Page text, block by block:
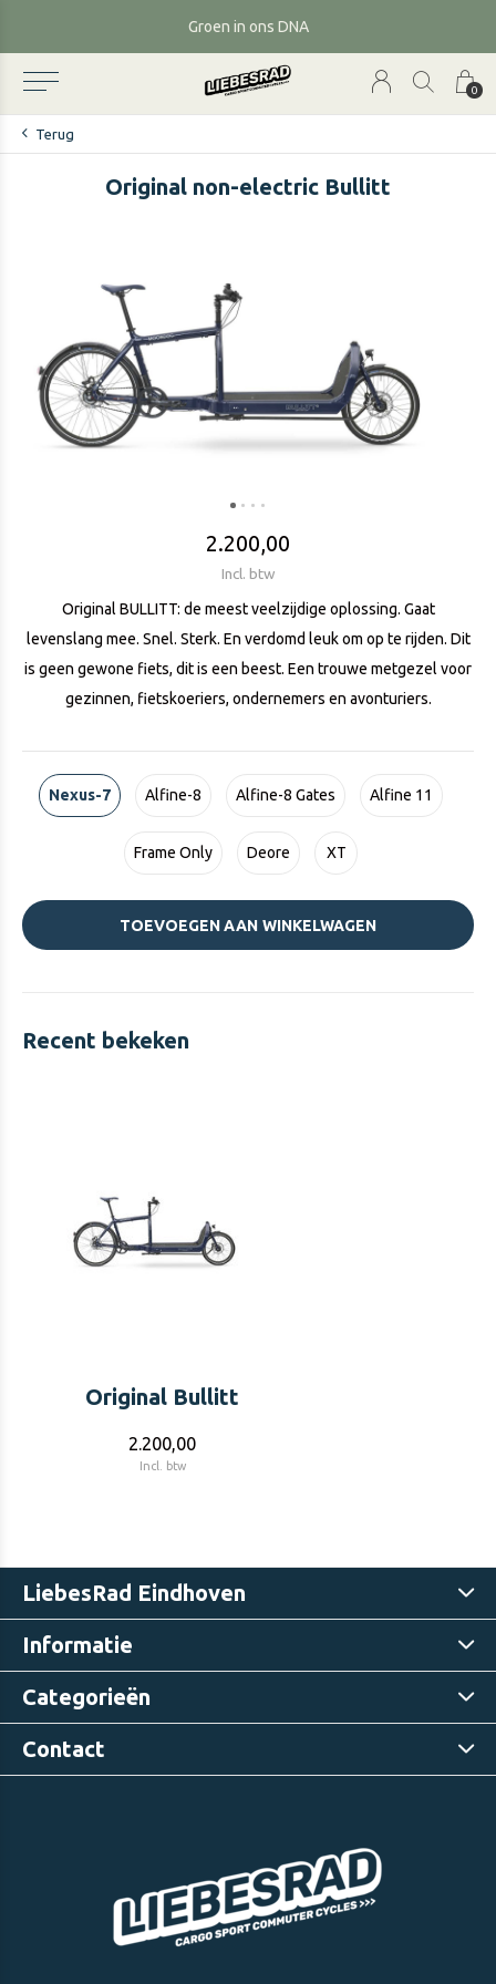
0
Groen in ons DNA
Terug
Original non-electric Bullitt
2.200,00
Incl. btw
Original BULLITT: de meest veelzijdige oplossing. Gaat
levenslang mee. Snel. Sterk. En verdomd leuk om op te rijden. Dit
is geen gewone fiets, dit is een beest. Een trouwe metgezel voor
gezinnen, fietskoeriers, ondernemers en avonturiers.
Nexus-7 Alfine-8 Alfine-8 Gates Alfine 11
Frame Only Deore XT
TOEVOEGEN AAN WINKELWAGEN
Recent bekeken
Original Bullitt
2.200,00
Incl. btw
LiebesRad Eindhoven
Informatie
Categorieën
Contact